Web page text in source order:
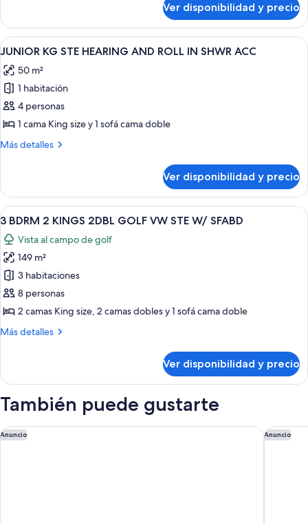
STE
ROLL
IN
SHWR
ACC
BDRM
1K
1Q
GOLFVW
STE
ROLL
IN
SHWR
Ver disponibilidad y precio
Ver
todas
las
fotos
de
JUNIOR
KG
AND
ROLL
IN
SHWR
ACC
Habitación de hotel moderna con
8
JUNIOR KG STE HEARING AND ROLL IN SHWR ACC
50 m²
1 habitación
4 personas
1 cama King size y 1 sofá cama doble
Más detalles
Más
KG
STE
HEARING
AND
ROLL
IN
SHWR
ACC
Ver disponibilidad y precio
Ver
todas
las
fotos
de
3
BDRM
KINGS
VW
STE
SFABD
9
3 BDRM 2 KINGS 2DBL GOLF VW STE W/ SFABD
Vista al campo de golf
149 m²
3 habitaciones
8 personas
2 camas King size, 2 camas dobles y 1 sofá cama doble
Más detalles
Más
BDRM
KINGS
GOLF
VW
Ver disponibilidad y precio
También puede gustarte
Anuncio
Waikoloa Beach Marriott Resort & Spa Anuncio
The